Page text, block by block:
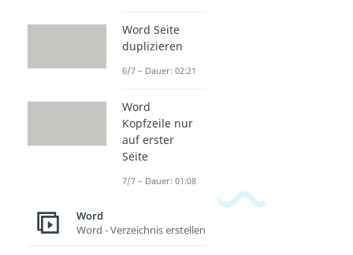
Word Seite
duplizieren
6/7 – Dauer: 02:21
Word
Kopfzeile nur
auf erster
Seite
7/7 – Dauer: 01:08
Word
Word - Verzeichnis erstellen